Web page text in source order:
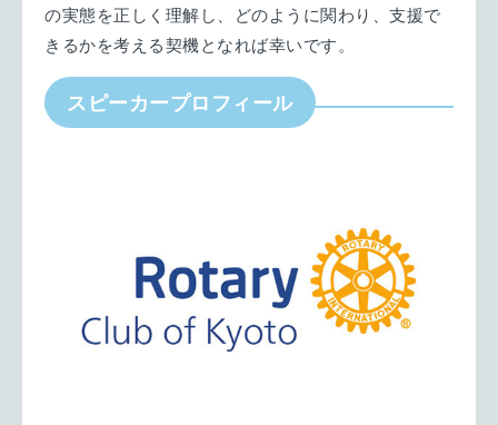
の実態を正しく理解し、どのように関わり、支援で
きるかを考える契機となれば幸いです。
スピーカープロフィール